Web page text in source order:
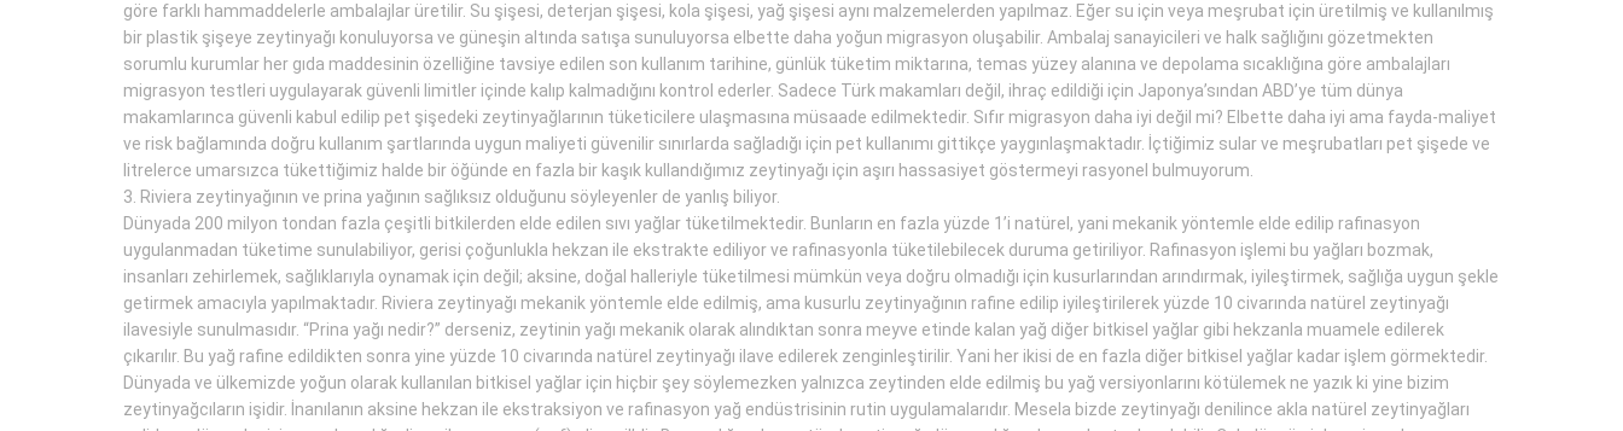
göre farklı hammaddelerle ambalajlar üretilir. Su şişesi, deterjan şişesi, kola şişesi, yağ şişesi aynı malzemelerden yapılmaz. Eğer su için veya meşrubat için üretilmiş ve kullanılmış
bir plastik şişeye zeytinyağı konuluyorsa ve güneşin altında satışa sunuluyorsa elbette daha yoğun migrasyon oluşabilir. Ambalaj sanayicileri ve halk sağlığını gözetmekten
sorumlu kurumlar her gıda maddesinin özelliğine tavsiye edilen son kullanım tarihine, günlük tüketim miktarına, temas yüzey alanına ve depolama sıcaklığına göre ambalajları
migrasyon testleri uygulayarak güvenli limitler içinde kalıp kalmadığını kontrol ederler. Sadece Türk makamları değil, ihraç edildiği için Japonya’sından ABD’ye tüm dünya
makamlarınca güvenli kabul edilip pet şişedeki zeytinyağlarının tüketicilere ulaşmasına müsaade edilmektedir. Sıfır migrasyon daha iyi değil mi? Elbette daha iyi ama fayda-maliyet
ve risk bağlamında doğru kullanım şartlarında uygun maliyeti güvenilir sınırlarda sağladığı için pet kullanımı gittikçe yaygınlaşmaktadır. İçtiğimiz sular ve meşrubatları pet şişede ve
litrelerce umarsızca tükettiğimiz halde bir öğünde en fazla bir kaşık kullandığımız zeytinyağı için aşırı hassasiyet göstermeyi rasyonel bulmuyorum.
3. Riviera zeytinyağının ve prina yağının sağlıksız olduğunu söyleyenler de yanlış biliyor.
Dünyada 200 milyon tondan fazla çeşitli bitkilerden elde edilen sıvı yağlar tüketilmektedir. Bunların en fazla yüzde 1’i natürel, yani mekanik yöntemle elde edilip rafinasyon
uygulanmadan tüketime sunulabiliyor, gerisi çoğunlukla hekzan ile ekstrakte ediliyor ve rafinasyonla tüketilebilecek duruma getiriliyor. Rafinasyon işlemi bu yağları bozmak,
insanları zehirlemek, sağlıklarıyla oynamak için değil; aksine, doğal halleriyle tüketilmesi mümkün veya doğru olmadığı için kusurlarından arındırmak, iyileştirmek, sağlığa uygun şekle
getirmek amacıyla yapılmaktadır. Riviera zeytinyağı mekanik yöntemle elde edilmiş, ama kusurlu zeytinyağının rafine edilip iyileştirilerek yüzde 10 civarında natürel zeytinyağı
ilavesiyle sunulmasıdır. “Prina yağı nedir?” derseniz, zeytinin yağı mekanik olarak alındıktan sonra meyve etinde kalan yağ diğer bitkisel yağlar gibi hekzanla muamele edilerek
çıkarılır. Bu yağ rafine edildikten sonra yine yüzde 10 civarında natürel zeytinyağı ilave edilerek zenginleştirilir. Yani her ikisi de en fazla diğer bitkisel yağlar kadar işlem görmektedir.
Dünyada ve ülkemizde yoğun olarak kullanılan bitkisel yağlar için hiçbir şey söylemezken yalnızca zeytinden elde edilmiş bu yağ versiyonlarını kötülemek ne yazık ki yine bizim
zeytinyağcıların işidir. İnanılanın aksine hekzan ile ekstraksiyon ve rafinasyon yağ endüstrisinin rutin uygulamalarıdır. Mesela bizde zeytinyağı denilince akla natürel zeytinyağları